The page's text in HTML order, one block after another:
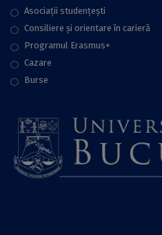
Asociații studențești
Consiliere şi orientare în carieră
Programul Erasmus+
Cazare
Burse